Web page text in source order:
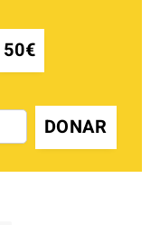
50€
DONAR